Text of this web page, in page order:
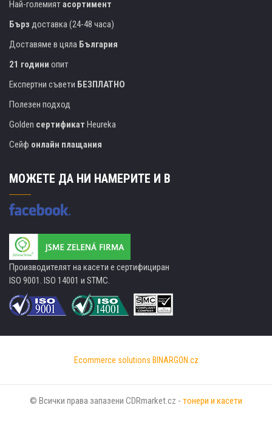
Най-големиятасортимент
Бърз доставка (24-48 часа)
Доставяме в цяла България
21 години опит
Експертни съвети БЕЗПЛАТНО
Полезен подход
Golden сертификат Heureka
Сейф онлайн плащания
МОЖЕТЕ ДА НИ НАМЕРИТЕ И В
Производителят на касети е сертифициран
ISO 9001. ISO 14001 и STMC.
Ecommerce solutions BINARGON.cz
© Всички права запазени CDRmarket.cz - тонери и касети